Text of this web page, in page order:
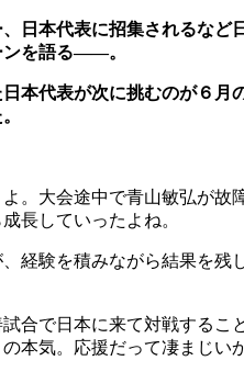
日本代表に招集されるな
ンを語る――。
本代表が次に挑むのが６
。大会途中で青山敏弘が
長していったよね。
経験を積みながら結果を
合で日本に来て対戦する
本気。応援だって凄まじい